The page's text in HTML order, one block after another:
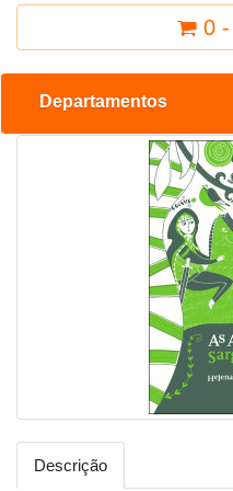
Departamentos
Descrição